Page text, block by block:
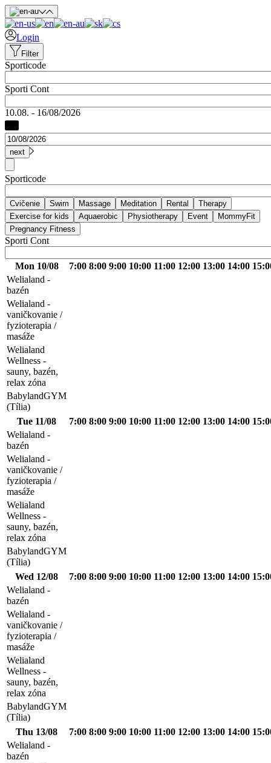
Skip to main content
Login
Filter
Sporticode
Sporti Cont
10.08. - 16/08/2026
Sporticode
Sporti Cont
Mon 10/08 7:00 8:00 9:00 10:00 11:00 12:00 13:00 14:00
Welialand -
bazén
Welialand -
vaničkovanie /
fyzioterapia /
masáže
Welialand
Wellness -
sauny, bazén,
relax zóna
BabylandGYM
(Tília)
Tue 11/08
7:00 8:00 9:00 10:00 11:00 12:00 13:00 14:00
Welialand -
bazén
Welialand -
vaničkovanie /
fyzioterapia /
masáže
Welialand
Wellness -
sauny, bazén,
relax zóna
BabylandGYM
(Tília)
Wed 12/08
7:00 8:00 9:00 10:00 11:00 12:00 13:00 14:00
Welialand -
bazén
Welialand -
vaničkovanie /
fyzioterapia /
masáže
Welialand
Wellness -
sauny, bazén,
relax zóna
BabylandGYM
(Tília)
Thu 13/08
7:00 8:00 9:00 10:00 11:00 12:00 13:00 14:00
Welialand -
bazén